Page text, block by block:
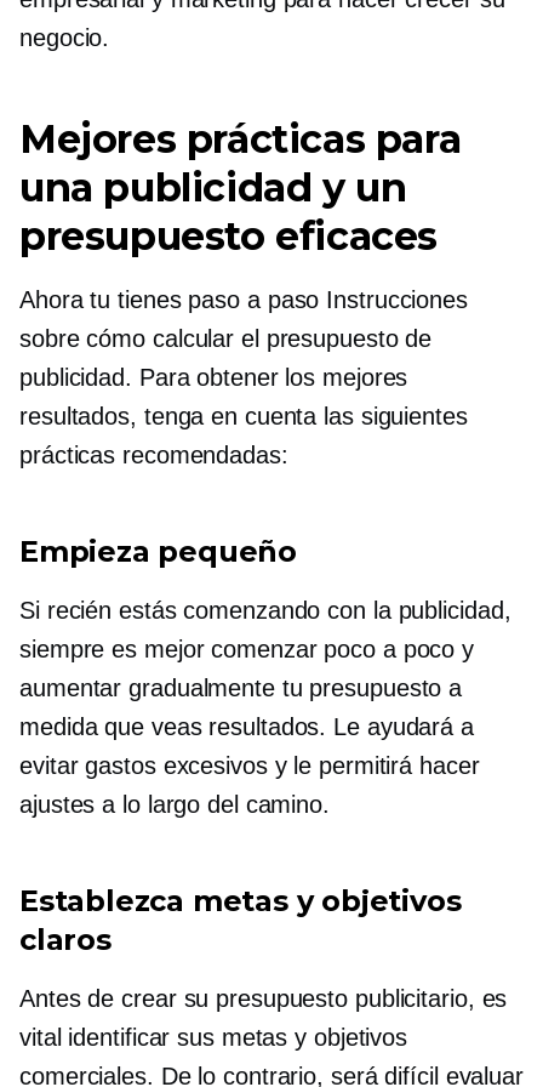
negocio.
Mejores prácticas para
una publicidad y un
presupuesto eficaces
Ahora tu tienes paso a paso Instrucciones
sobre cómo calcular el presupuesto de
publicidad. Para obtener los mejores
resultados, tenga en cuenta las siguientes
prácticas recomendadas:
Empieza pequeño
Si recién estás comenzando con la publicidad,
siempre es mejor comenzar poco a poco y
aumentar gradualmente tu presupuesto a
medida que veas resultados. Le ayudará a
evitar gastos excesivos y le permitirá hacer
ajustes a lo largo del camino.
Establezca metas y objetivos
claros
Antes de crear su presupuesto publicitario, es
vital identificar sus metas y objetivos
comerciales. De lo contrario, será difícil evaluar